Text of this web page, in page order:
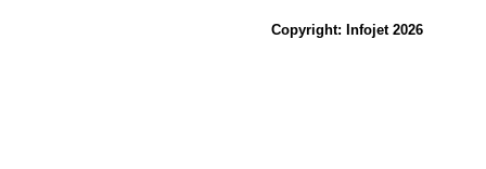
Copyright: Infojet 2026